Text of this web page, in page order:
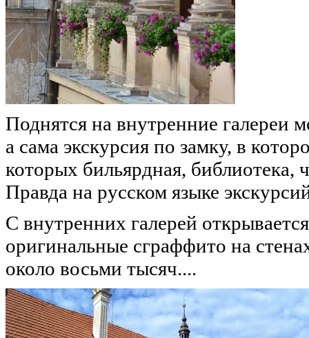
Поднятся на внутренние галереи
а сама экскурсия по замку, в
которых бильярдная, библиотека,
Правда на русском языке
С внутренних галерей
оригинальные сграффито на
около восьми тысяч....